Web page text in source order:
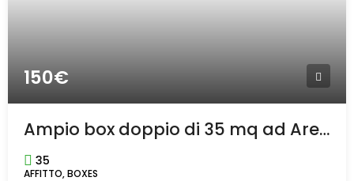
150€
Ampio box doppio di 35 mq ad Arese
35
AFFITTO, BOXES